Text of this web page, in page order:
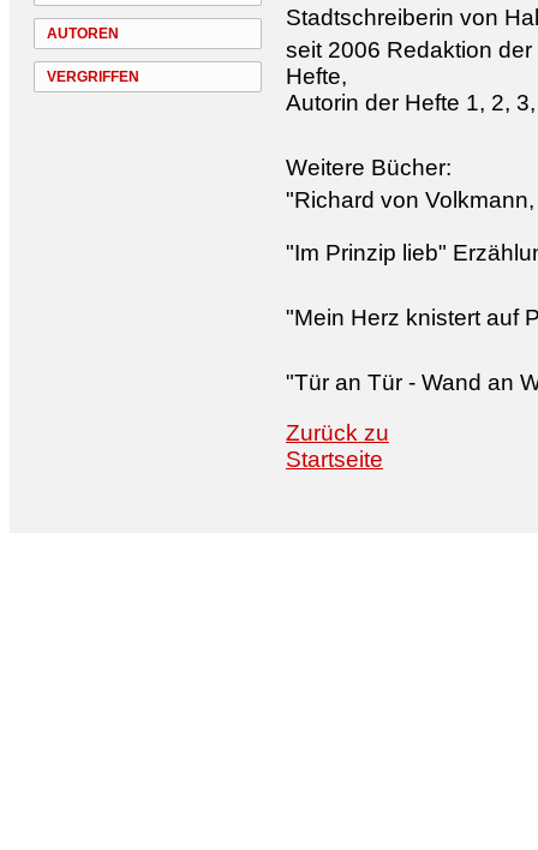
AUTOREN
VERGRIFFEN
Stadtschreiberin von
seit 2006 Redaktion
Hefte,
Autorin der Hefte 1, 2,
Weitere Bücher:
"Richard von
"Im Prinzip lieb"
"Mein Herz knistert auf
"Tür an Tür - Wand an
Zurück zu
Startseite